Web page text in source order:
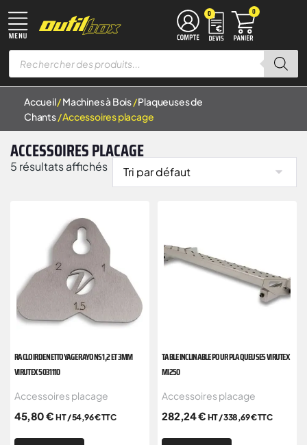
0 0
Accueil/Machines à Bois/Plaqueuses de
Chants/ Accessoires placage
ACCESSOIRES PLACAGE
5 résultats affichés
RACLOIR DE NETTOYAGE RAYONS 1,2 ET 3MM
VIRUTEX 5031110
Accessoires placage
45,80€ HT /54,96€TTC
TABLE INCLINABLE POUR PLAQUEUSES VIRUTEX
MI250
Accessoires placage
282,24€ HT /338,69€TTC